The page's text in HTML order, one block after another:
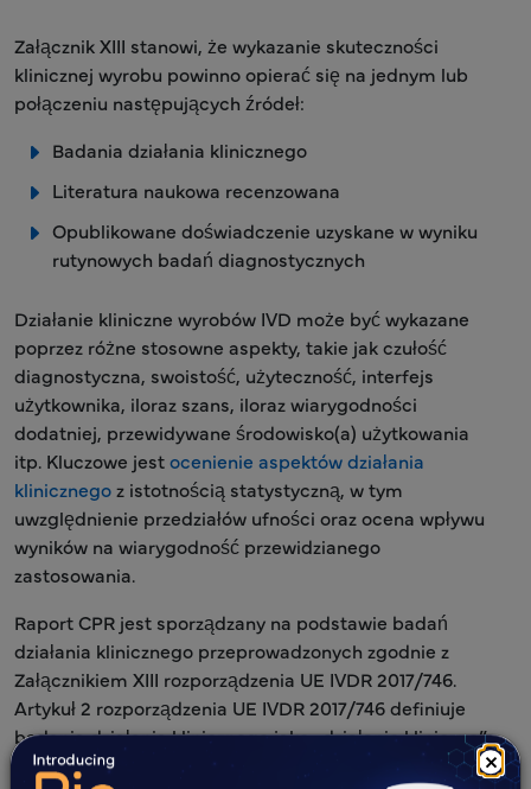
×
Załącznik XIII stanowi, że wykazanie skuteczności
klinicznej wyrobu powinno opierać się na jednym lub
połączeniu następujących źródeł:
Badania działania klinicznego
Literatura naukowa recenzowana
Opublikowane doświadczenie uzyskane w wyniku
rutynowych badań diagnostycznych
Działanie kliniczne wyrobów IVD może być wykazane
poprzez różne stosowne aspekty, takie jak czułość
diagnostyczna, swoistość, użyteczność, interfejs
użytkownika, iloraz szans, iloraz wiarygodności
dodatniej, przewidywane środowisko(a) użytkowania
itp. Kluczowe jestocenienie aspektów działania
klinicznegoz istotnością statystyczną, w tym
uwzględnienie przedziałów ufności oraz ocena wpływu
wyników na wiarygodność przewidzianego
zastosowania.
Raport CPR jest sporządzany na podstawie badań
działania klinicznego przeprowadzonych zgodnie z
Załącznikiem XIII rozporządzenia UE IVDR 2017/746.
Artykuł 2 rozporządzenia UE IVDR 2017/746 definiuje
badania działania klinicznego jako „działanie kliniczne”
jako: „zdolność wyrobu do uzyskiwania wyników